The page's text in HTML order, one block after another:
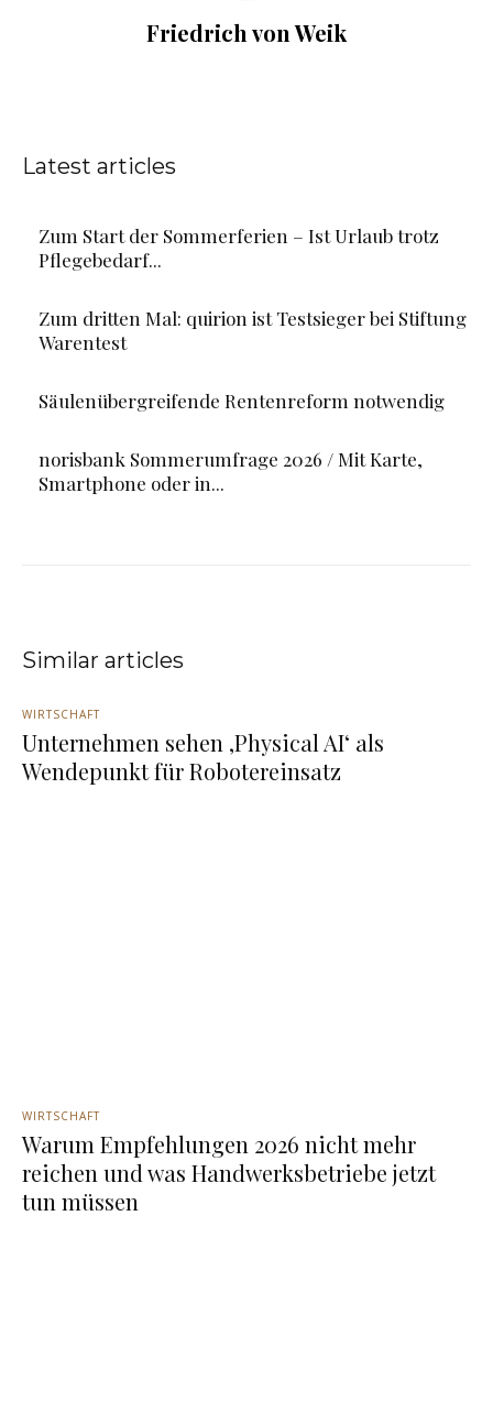
Friedrich von Weik
Latest articles
Zum Start der Sommerferien – Ist Urlaub trotz
Pflegebedarf...
Zum dritten Mal: quirion ist Testsieger bei Stiftung
Warentest
Säulenübergreifende Rentenreform notwendig
norisbank Sommerumfrage 2026 / Mit Karte,
Smartphone oder in...
Similar articles
WIRTSCHAFT
Unternehmen sehen ‚Physical AI‘ als
Wendepunkt für Robotereinsatz
WIRTSCHAFT
Warum Empfehlungen 2026 nicht mehr
reichen und was Handwerksbetriebe jetzt
tun müssen